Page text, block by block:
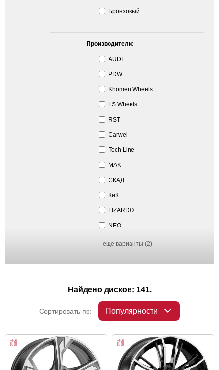
Бронзовый
Производители:
AUDI
PDW
Khomen Wheels
LS Wheels
RST
Carwel
Tech Line
MAK
СКАД
КиК
LIZARDO
NEO
еще варианты (2)
Найдено дисков: 141.
Сортировать по: Популярности